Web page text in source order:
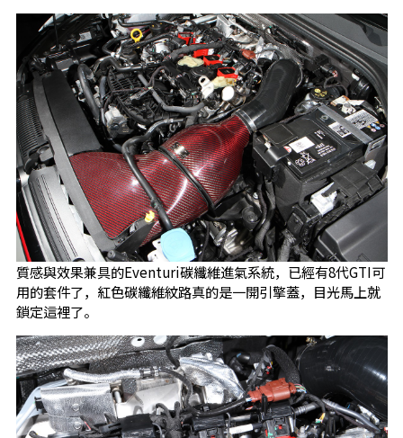
質感與效果兼具的Eventuri碳纖維進氣系統，已經有8代GTI可
用的套件了，紅色碳纖維紋路真的是一開引擎蓋，目光馬上就
鎖定這裡了。